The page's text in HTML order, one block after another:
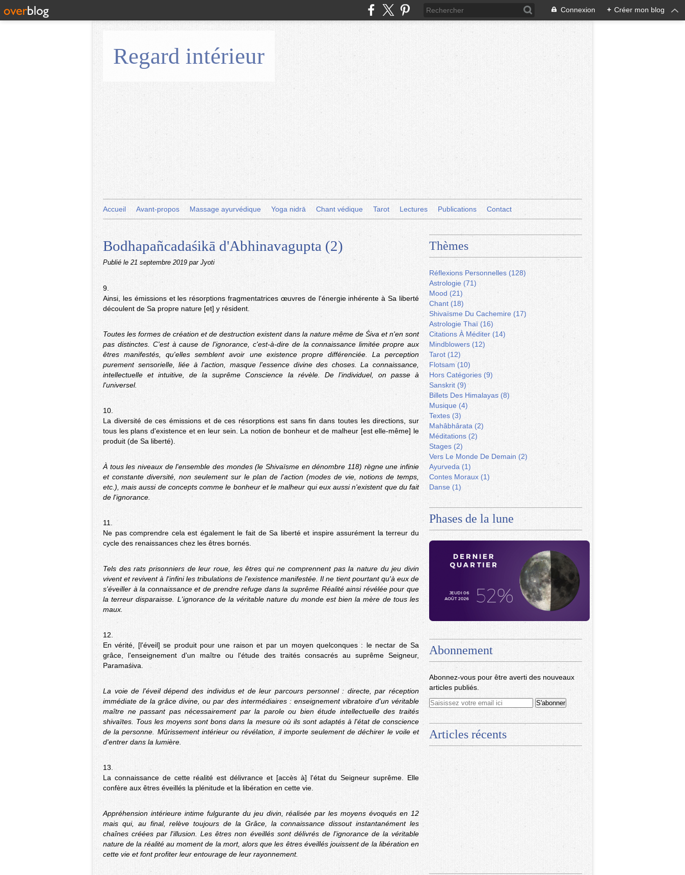
Connexion + Créer mon blog
Regard intérieur
Accueil Avant-propos Massage ayurvédique Yoga nidrā Chant védique Tarot Lectures Publications Contact
Bodhapañcadaśikā d'Abhinavagupta (2)
Publié le 21 septembre 2019 par Jyoti
9.
Ainsi, les émissions et les résorptions fragmentatrices œuvres de l'énergie inhérente à Sa liberté
découlent de Sa propre nature [et] y résident.
Toutes les formes de création et de destruction existent dans la nature même de Śiva et n'en sont
pas distinctes. C'est à cause de l'ignorance, c'est-à-dire de la connaissance limitée propre aux
êtres manifestés, qu'elles semblent avoir une existence propre différenciée. La perception
purement sensorielle, liée à l'action, masque l'essence divine des choses. La connaissance,
intellectuelle et intuitive, de la suprême Conscience la révèle. De l'individuel, on passe à
l'universel.
10.
La diversité de ces émissions et de ces résorptions est sans fin dans toutes les directions, sur
tous les plans d'existence et en leur sein. La notion de bonheur et de malheur [est elle-même] le
produit (de Sa liberté).
À tous les niveaux de l'ensemble des mondes (le Shivaïsme en dénombre 118) règne une infinie
et constante diversité, non seulement sur le plan de l'action (modes de vie, notions de temps,
etc.), mais aussi de concepts comme le bonheur et le malheur qui eux aussi n'existent que du fait
de l'ignorance.
11.
Ne pas comprendre cela est également le fait de Sa liberté et inspire assurément la terreur du
cycle des renaissances chez les êtres bornés.
Tels des rats prisonniers de leur roue, les êtres qui ne comprennent pas la nature du jeu divin
vivent et revivent à l'infini les tribulations de l'existence manifestée. Il ne tient pourtant qu'à eux de
s'éveiller à la connaissance et de prendre refuge dans la suprême Réalité ainsi révélée pour que
la terreur disparaisse. L'ignorance de la véritable nature du monde est bien la mère de tous les
maux.
12.
En vérité, [l'éveil] se produit pour une raison et par un moyen quelconques : le nectar de Sa
grâce, l'enseignement d'un maître ou l'étude des traités consacrés au suprême Seigneur,
Paramaśiva.
La voie de l'éveil dépend des individus et de leur parcours personnel : directe, par réception
immédiate de la grâce divine, ou par des intermédiaires : enseignement vibratoire d'un véritable
maître ne passant pas nécessairement par la parole ou bien étude intellectuelle des traités
shivaïtes. Tous les moyens sont bons dans la mesure où ils sont adaptés à l'état de conscience
de la personne. Mûrissement intérieur ou révélation, il importe seulement de déchirer le voile et
d'entrer dans la lumière.
13.
La connaissance de cette réalité est délivrance et [accès à] l'état du Seigneur suprême. Elle
confère aux êtres éveillés la plénitude et la libération en cette vie.
Appréhension intérieure intime fulgurante du jeu divin, réalisée par les moyens évoqués en 12
mais qui, au final, relève toujours de la Grâce, la connaissance dissout instantanément les
chaînes créées par l'illusion. Les êtres non éveillés sont délivrés de l'ignorance de la véritable
nature de la réalité au moment de la mort, alors que les êtres éveillés jouissent de la libération en
cette vie et font profiter leur entourage de leur rayonnement.
Thèmes
Réflexions Personnelles (128)
Astrologie (71)
Mood (21)
Chant (18)
Shivaïsme Du Cachemire (17)
Astrologie Thaï (16)
Citations À Méditer (14)
Mindblowers (12)
Tarot (12)
Flotsam(10)
Hors Catégories (9)
Sanskrit (9)
Billets Des Himalayas (8)
Musique (4)
Textes (3)
Mahâbhârata (2)
Méditations (2)
Stages (2)
Vers Le Monde De Demain (2)
Ayurveda (1)
Contes Moraux (1)
Danse (1)
Phases de la lune
Abonnement
Abonnez-vous pour être averti des nouveaux
articles publiés.
Articles récents